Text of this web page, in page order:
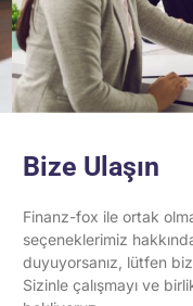
Bize Ulaşın
Finanz-fox ile ortak
seçeneklerimiz
duyuyorsanız, lütfen
Sizinle çalışmayı ve